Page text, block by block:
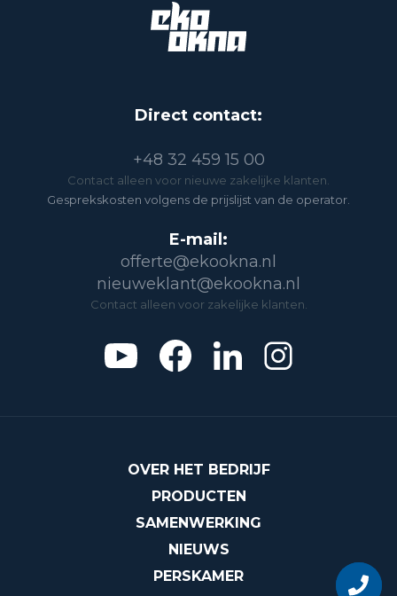
Direct contact:
+48 32 459 15 00
Contact alleen voor nieuwe zakelijke klanten.
Gesprekskosten volgens de prijslijst van de operator.
E-mail:
offerte@ekookna.nl
nieuweklant@ekookna.nl
Contact alleen voor zakelijke klanten.
OVER HET BEDRIJF
PRODUCTEN
SAMENWERKING
NIEUWS
PERSKAMER
Vraag
over